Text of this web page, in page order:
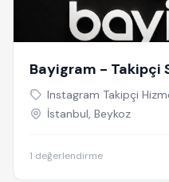
Bayigram - Takipçi
Instagram Takipçi
İstanbul, Beykoz
1 değerlendirme